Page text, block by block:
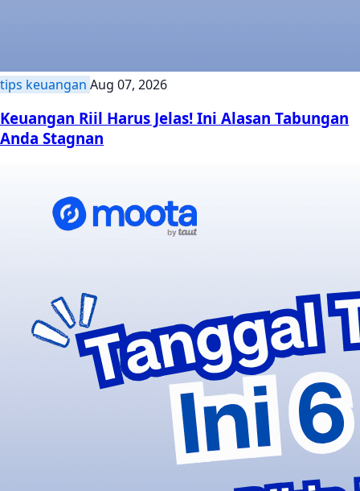
tips keuangan Aug 07, 2026
Keuangan Riil Harus Jelas! Ini Alasan Tabungan
Anda Stagnan